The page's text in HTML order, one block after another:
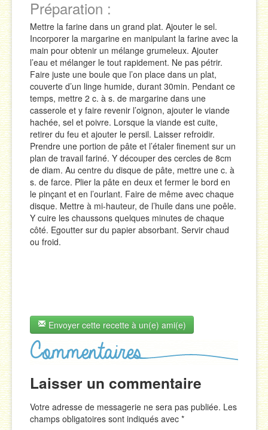
Préparation :
Mettre la farine dans un grand plat. Ajouter le sel.
Incorporer la margarine en manipulant la farine avec la
main pour obtenir un mélange grumeleux. Ajouter
l’eau et mélanger le tout rapidement. Ne pas pétrir.
Faire juste une boule que l’on place dans un plat,
couverte d’un linge humide, durant 30min. Pendant ce
temps, mettre 2 c. à s. de margarine dans une
casserole et y faire revenir l’oignon, ajouter le viande
hachée, sel et poivre. Lorsque la viande est cuite,
retirer du feu et ajouter le persil. Laisser refroidir.
Prendre une portion de pâte et l’étaler finement sur un
plan de travail fariné. Y découper des cercles de 8cm
de diam. Au centre du disque de pâte, mettre une c. à
s. de farce. Plier la pâte en deux et fermer le bord en
le pinçant et en l’ourlant. Faire de même avec chaque
disque. Mettre à mi-hauteur, de l’huile dans une poêle.
Y cuire les chaussons quelques minutes de chaque
côté. Egoutter sur du papier absorbant. Servir chaud
ou froid.
Envoyer cette recette à un(e) ami(e)
Laisser un commentaire
Votre adresse de messagerie ne sera pas publiée. Les
champs obligatoires sont indiqués avec *